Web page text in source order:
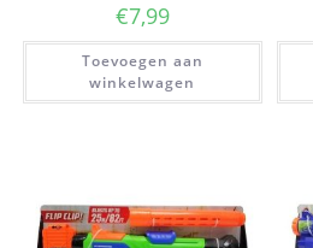
€7,99
Toevoegen aan
winkelwagen